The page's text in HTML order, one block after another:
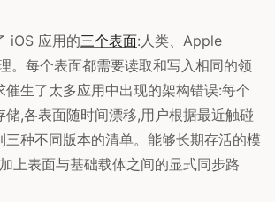
iOS 应用的三个表面:人类、Apple
。每个表面都需要读取和写入相同的领
催生了太多应用中出现的架构错误:每个
储,各表面随时间漂移,用户根据最近触碰
三种不同版本的清单。能够长期存活的模
上表面与基础载体之间的显式同步路